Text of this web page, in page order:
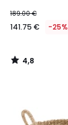
189.00 €
141.75 € -25%
4,8
/